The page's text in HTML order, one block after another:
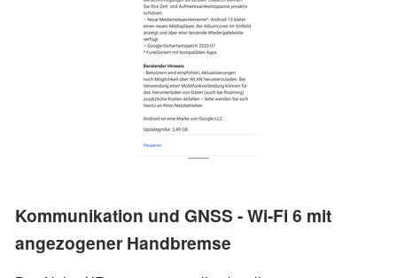
Kommunikation und GNSS - Wi-Fi 6 mit
angezogener Handbremse